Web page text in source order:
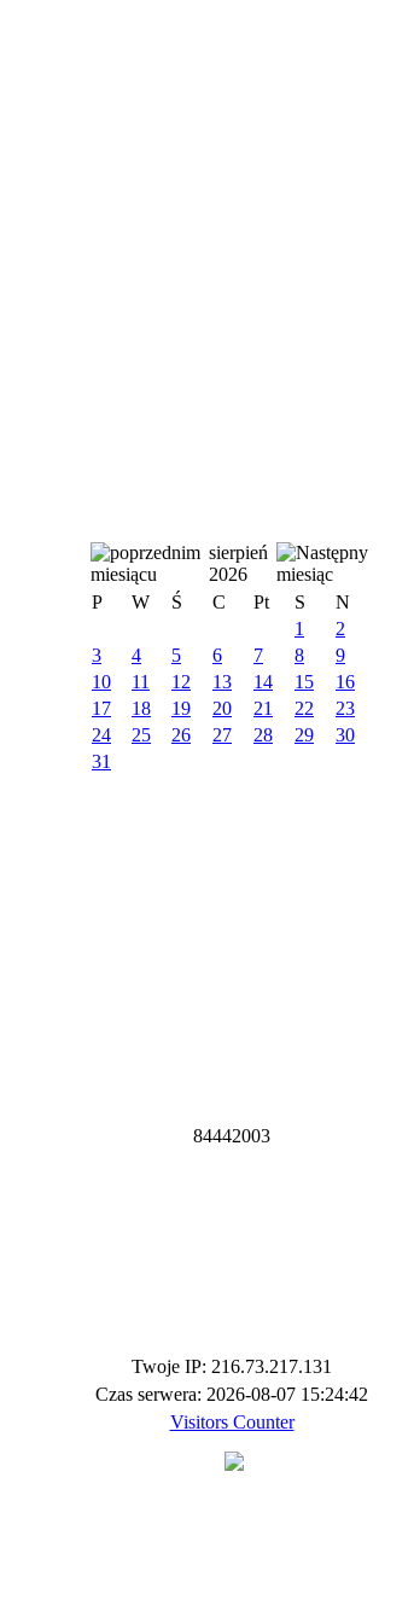
sierpień
2026
P
W Ś C Pt S
N
1
2
3
4 5 6 7 8
9
10
11 12 13 14 15
16
17
18 19 20 21 22
23
24
25 26 27 28 29
30
31
84442003
Twoje IP: 216.73.217.131
Czas serwera: 2026-08-07 15:24:42
Visitors Counter